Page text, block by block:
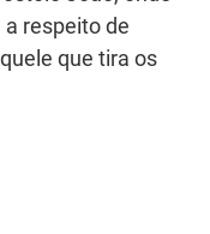
respeito de
que tira os